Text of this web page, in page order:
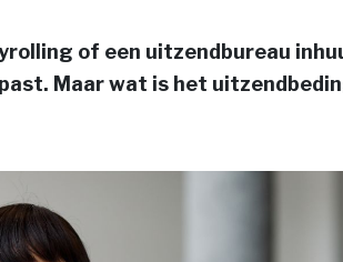
of een uitzendbureau
Maar wat is het